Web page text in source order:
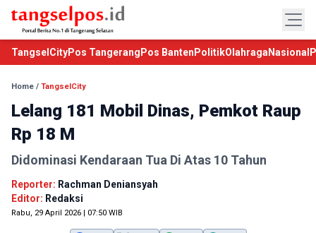
TangselCityPos Tangerang Pos Banten PolitikOlahraga Nasional
Home / TangselCity
Lelang 181 Mobil Dinas, Pemkot Raup
Rp 18 M
Didominasi Kendaraan Tua Di Atas 10 Tahun
Reporter: Rachman Deniansyah
Editor: Redaksi
Rabu, 29 April 2026 | 07:50 WIB